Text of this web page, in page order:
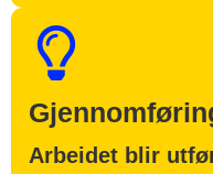
Arbeidet blir